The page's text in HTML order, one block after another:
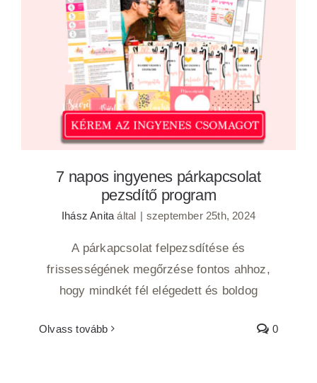
7 napos ingyenes párkapcsolat pezsdítő
program
7 napos ingyenes párkapcsolat
pezsdítő program
Ihász Anita által | szeptember 25th, 2024
A párkapcsolat felpezsdítése és
frissességének megőrzése fontos ahhoz,
hogy mindkét fél elégedett és boldog
Olvass tovább 0